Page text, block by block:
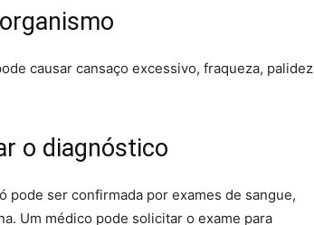
causar cansaço excessivo, fraqueza, palidez
o diagnóstico
pode ser confirmada por exames de sangue,
Um médico pode solicitar o exame para